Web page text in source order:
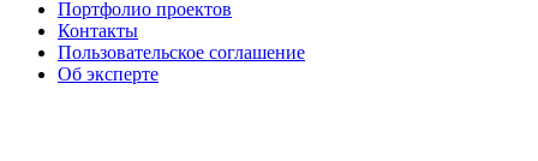
Портфолио проектов
Контакты
Пользовательское соглашение
Об эксперте